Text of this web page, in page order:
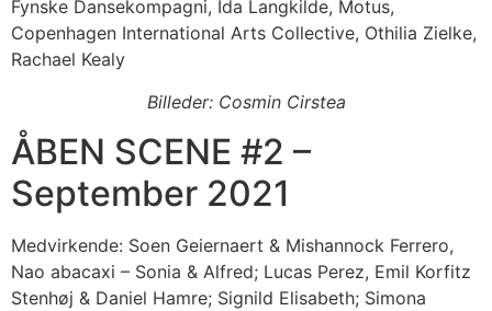
Fynske Dansekompagni, Ida Langkilde, Motus,
Copenhagen International Arts Collective, Othilia Zielke,
Rachael Kealy
Billeder: Cosmin Cirstea
ÅBEN SCENE #2 –
September 2021
Medvirkende: Soen Geiernaert & Mishannock Ferrero,
Nao abacaxi – Sonia & Alfred; Lucas Perez, Emil Korfitz
Stenhøj & Daniel Hamre; Signild Elisabeth; Simona